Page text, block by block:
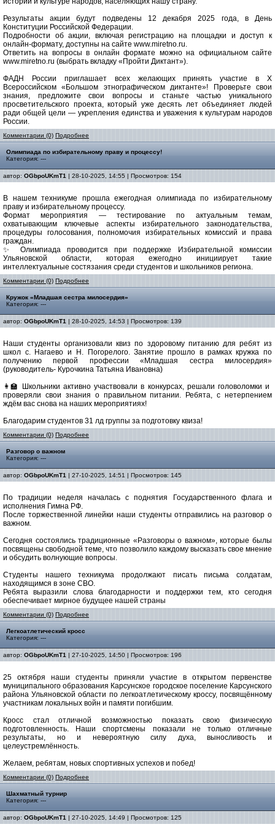
Результаты акции будут подведены 12 декабря 2025 года, в День
Конституции Российской Федерации.
Подробности об акции, включая регистрацию на площадки и доступ к
онлайн-формату, доступны на сайте www.miretno.ru.
Ответить на вопросы в онлайн формате можно на официальном сайте
www.miretno.ru (выбрать вкладку «Пройти Диктант»).
ФАДН России приглашает всех желающих принять участие в X
Всероссийском «Большом этнографическом диктанте»! Проверьте свои
знания, предложите свои вопросы и станьте частью уникального
просветительского проекта, который уже десять лет объединяет людей
ради общей цели — укрепления единства и уважения к культурам народов
России.
Комментарии (0) Подробнее
Олимпиада по избирательному праву и процессу!
Категория: ---
автор: OGbpoUKmT1 | 28-10-2025, 14:55 | Просмотров: 154
В нашем техникуме прошла ежегодная олимпиада по избирательному
праву и избирательному процессу.
Формат мероприятия — тестирование по актуальным темам,
охватывающим ключевые аспекты избирательного законодательства,
процедуры голосования, полномочия избирательных комиссий и права
граждан.
✨ Олимпиада проводится при поддержке Избирательной комиссии
Ульяновской области, которая ежегодно инициирует такие
интеллектуальные состязания среди студентов и школьников региона.
Комментарии (0) Подробнее
Кружок «Младшая сестра милосердия»
Категория: ---
автор: OGbpoUKmT1 | 28-10-2025, 14:53 | Просмотров: 139
Наши студенты организовали квиз по здоровому питанию для ребят из
школ с. Нагаево и Н. Погорелого. Занятие прошло в рамках кружка по
получению первой профессии «Младшая сестра милосердия»
(руководитель- Курочкина Татьяна Ивановна)
👩‍🏫 Школьники активно участвовали в конкурсах, решали головоломки и
проверяли свои знания о правильном питании. Ребята, с нетерпением
ждём вас снова на наших мероприятиях!
Благодарим студентов 31 лд группы за подготовку квиза!
Комментарии (0) Подробнее
Разговор о важном
Категория: ---
автор: OGbpoUKmT1 | 27-10-2025, 14:51 | Просмотров: 145
По традиции неделя началась с поднятия Государственного флага и
исполнения Гимна РФ.
После торжественной линейки наши студенты отправились на разговор о
важном.
Cегодня состоялись традиционные «Разговоры о важном», которые былы
посвящены свободной теме, что позволило каждому высказать свое мнение
и обсудить волнующие вопросы.
Студенты нашего техникума продолжают писать письма солдатам,
находящимся в зоне СВО.
Ребята выразили слова благодарности и поддержки тем, кто сегодня
обеспечивает мирное будущее нашей страны
Комментарии (0) Подробнее
Легкоатлетический кросс
Категория: ---
автор: OGbpoUKmT1 | 27-10-2025, 14:50 | Просмотров: 196
25 октября наши студенты приняли участие в открытом первенстве
муниципального образования Карсунское городское поселение Карсунского
района Ульяновской области по легкоатлетическому кроссу, посвящённому
участникам локальных войн и памяти погибшим.
Кросс стал отличной возможностью показать свою физическую
подготовленность. Наши спортсмены показали не только отличные
результаты, но и невероятную силу духа, выносливость и
целеустремлённость.
Желаем, ребятам, новых спортивных успехов и побед!
Комментарии (0) Подробнее
️Шахматный турнир
Категория: ---
автор: OGbpoUKmT1 | 27-10-2025, 14:49 | Просмотров: 125